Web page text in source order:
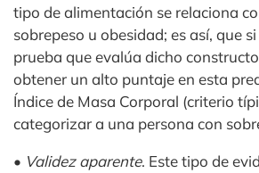
tipo de alimentación se relaciona
sobrepeso u obesidad; es así, que
prueba que evalúa dicho
obtener un alto puntaje en esta
Índice de Masa Corporal (criterio
categorizar a una persona con
• Validez aparente. Este tipo de